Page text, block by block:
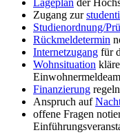
Zugang zur
Studienordnung/
Rückmeldetermin
Internetzugang für
Wohnsituation
Finanzierung regeln
Anspruch auf
offene Fragen